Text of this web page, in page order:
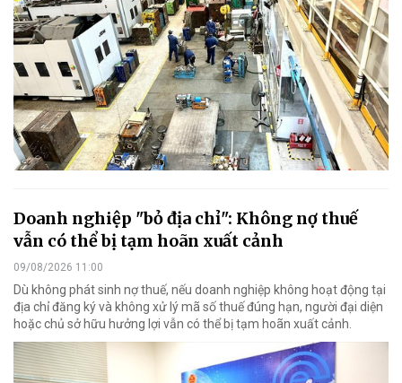
Doanh nghiệp "bỏ địa chỉ": Không nợ thuế
vẫn có thể bị tạm hoãn xuất cảnh
09/08/2026 11:00
Dù không phát sinh nợ thuế, nếu doanh nghiệp không hoạt động tại
địa chỉ đăng ký và không xử lý mã số thuế đúng hạn, người đại diện
hoặc chủ sở hữu hưởng lợi vẫn có thể bị tạm hoãn xuất cảnh.